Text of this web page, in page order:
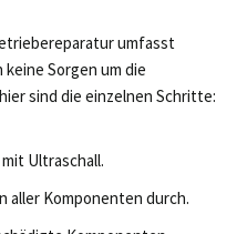
umfasst
Sorgen um die
sind die einzelnen Schritte:
Ultraschall.
aller Komponenten durch.